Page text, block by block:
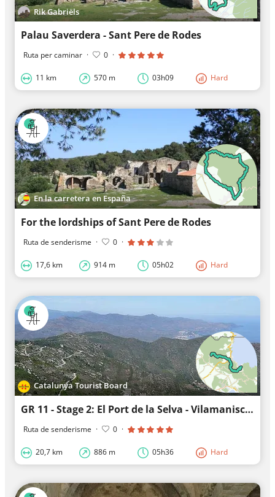
Rik Gabriëls
Palau Saverdera - Sant Pere de Rodes
Ruta per caminar · 0 ·
11 km 570 m 03h09 Hard
En la carretera en España
For the lordships of Sant Pere de Rodes
Ruta de senderisme · 0 ·
17,6 km 914 m 05h02 Hard
Catalunya Tourist Board
GR 11 - Stage 2: El Port de la Selva - Vilamaniscle
Ruta de senderisme · 0 ·
20,7 km 886 m 05h36 Hard